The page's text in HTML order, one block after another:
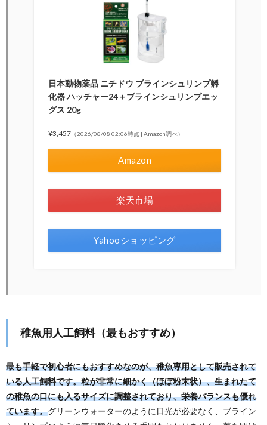
日本動物薬品 ニチドウ ブラインシュリンプ孵
化器 ハッチャー24＋ブラインシュリンプエッ
グス 20g
¥3,457 （2026/08/08 02:06時点 | Amazon調べ）
Amazon
楽天市場
Yahooショッピング
稚魚用人工飼料（最もおすすめ）
最も手軽で初心者にもおすすめなのが、稚魚専用として販売されて
いる人工飼料です。粒が非常に細かく（ほぼ粉末状）、生まれたて
の稚魚の口にも入るサイズに調整されており、栄養バランスも優れ
ています。グリーンウォーターのように日光が必要なく、ブライン